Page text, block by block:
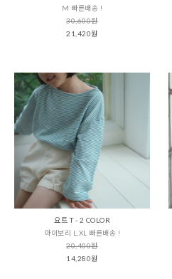
M 빠른배송 !
30,600원
21,420원
요트 T - 2 COLOR
아이보리 L,XL 빠른배송 !
20,400원
14,280원